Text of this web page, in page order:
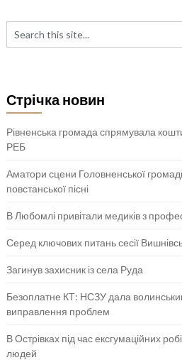
Стрічка новин
Рівненська громада спрямувала
РЕБ
Аматори сцени Головненської
повстанської пісні
В Любомлі привітали медиків з
Серед ключових питань сесії
Загинув захисник із села Руда
Безоплатне КТ: НСЗУ дала
виправлення проблем
В Острівках під час ексгумаційних
людей